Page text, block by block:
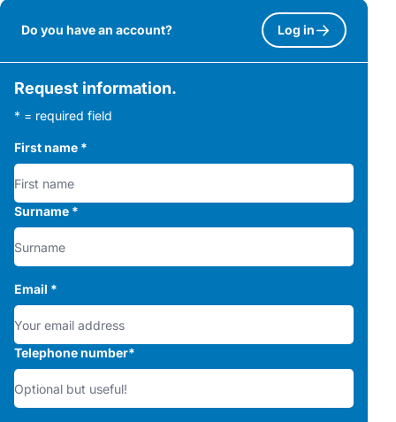
Do you have an account? Log in
Request information.
* = required field
First name *
Surname *
Email *
Telephone number*